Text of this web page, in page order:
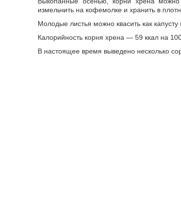
измельчить на кофемолке и хранить в
Молодые листья можно квасить как
Калорийность корня хрена — 59 ккал на
В настоящее время выведено несколько